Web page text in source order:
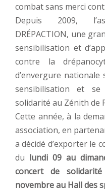
combat sans merci
Depuis 2009,
DRÉPACTION, une
sensibilisation et
contre la
d’envergure nationale
sensibilisation et
solidarité au Zénith de
Cette année, à la
association, en
a décidé d’exporter le
du lundi 09 au
concert de
novembre au Hall des